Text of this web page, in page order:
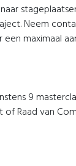
Neem
maximaal
9
Raad van